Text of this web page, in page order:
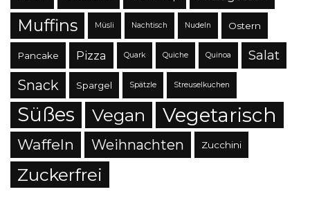
Muffins Müsli Nachtisch Nudeln Ostern
Pancake Pizza Quark Quiche Quinoa Salat
Snack Spargel Spätzle Streuselkuchen
Süßes Vegan Vegetarisch
Waffeln Weihnachten Zucchini
Zuckerfrei